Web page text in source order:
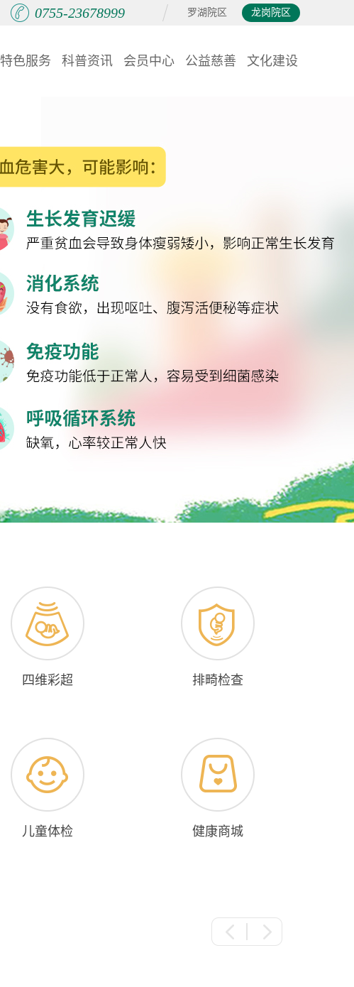
罗湖院区 龙岗院区
0755-23678999
特色服务 科普资讯 会员中心 公益慈善 文化建设
四维彩超 排畸检查
儿童体检 健康商城